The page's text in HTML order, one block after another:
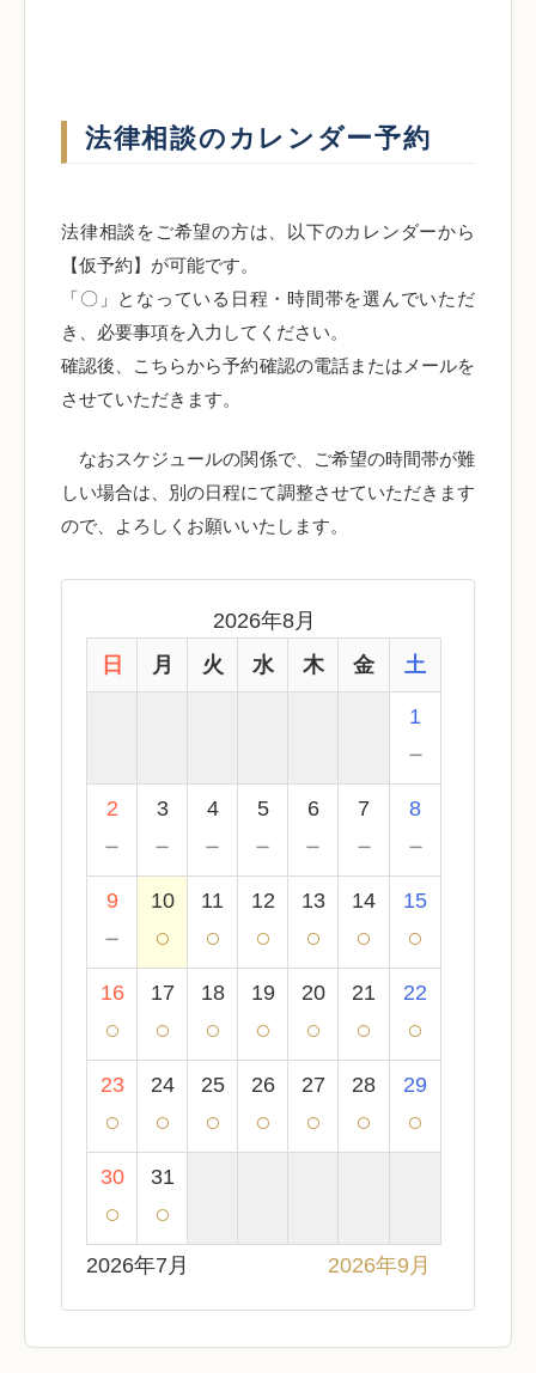
法律相談のカレンダー予約
法律相談をご希望の方は、以下のカレンダーから
【仮予約】が可能です。
「〇」となっている日程・時間帯を選んでいただ
き、必要事項を入力してください。
確認後、こちらから予約確認の電話またはメールを
させていただきます。
なおスケジュールの関係で、ご希望の時間帯が難
しい場合は、別の日程にて調整させていただきます
ので、よろしくお願いいたします。
2026年8月
日
月 火 水 木 金 土
1
－
2
－
3
－
4
－
5
－
6
－
7
－
8
－
9
－
10
○
11
○
12
○
13
○
14
○
15
○
16
○
17
○
18
○
19
○
20
○
21
○
22
○
23
○
24
○
25
○
26
○
27
○
28
○
29
○
30
○
31
○
2026年7月 2026年9月